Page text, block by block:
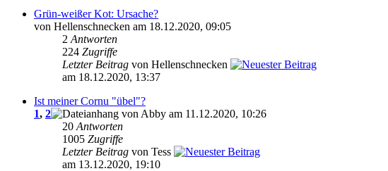
Grün-weißer Kot: Ursache?
von Hellenschnecken am 18.12.2020, 09:05
2 Antworten
224 Zugriffe
Letzter Beitrag von Hellenschnecken
am 18.12.2020, 13:37
Ist meiner Cornu "übel"?
1, 2
von Abby am 11.12.2020, 10:26
20 Antworten
1005 Zugriffe
Letzter Beitrag von Tess
am 13.12.2020, 19:10